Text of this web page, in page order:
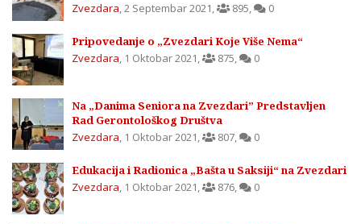
Zvezdara,2 Septembar 2021, 895, 0
Pripovedanje o „Zvezdari Koje Više Nema“
Zvezdara, 1 Oktobar 2021, 875, 0
Na „Danima Seniora na Zvezdari” Predstavljen
Rad Gerontološkog Društva
Zvezdara, 1 Oktobar 2021, 807, 0
Edukacija i Radionica „Bašta u Saksiji“ na Zvezdari
Zvezdara, 1 Oktobar 2021, 876, 0